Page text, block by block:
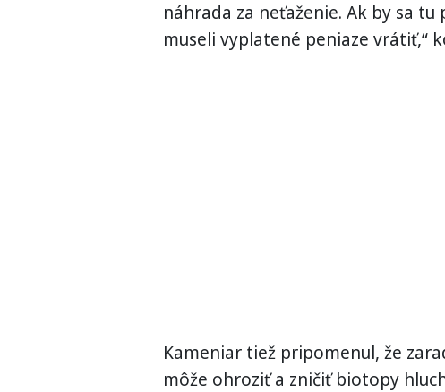
náhrada za neťaženie. Ak by sa
museli vyplatené peniaze vrátiť,“
Kameniar tiež pripomenul, že
môže ohroziť a zničiť biotopy